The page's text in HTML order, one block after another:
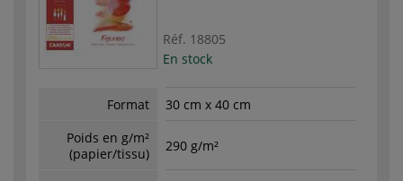
Réf. 18805
En stock
Format
30 cm x 40 cm
Poids en g/m²
(papier/tissu)
290 g/m²